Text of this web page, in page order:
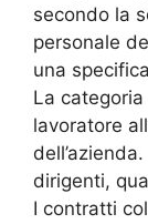
secondo la
personale
una
La
lavoratore
dirigenti,
I contratti